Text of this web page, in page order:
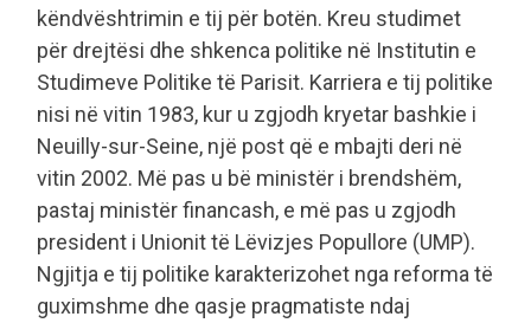
këndvështrimin e tij për botën. Kreu studimet
për drejtësi dhe shkenca politike në Institutin e
Studimeve Politike të Parisit. Karriera e tij politike
nisi në vitin 1983, kur u zgjodh kryetar bashkie i
Neuilly-sur-Seine, një post që e mbajti deri në
vitin 2002. Më pas u bë ministër i brendshëm,
pastaj ministër financash, e më pas u zgjodh
president i Unionit të Lëvizjes Popullore (UMP).
Ngjitja e tij politike karakterizohet nga reforma të
guximshme dhe qasje pragmatiste ndaj